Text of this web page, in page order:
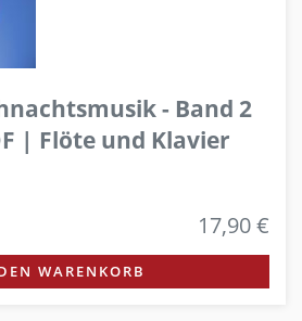
- Band 2
| Flöte und Klavier
17,90 €
WARENKORB